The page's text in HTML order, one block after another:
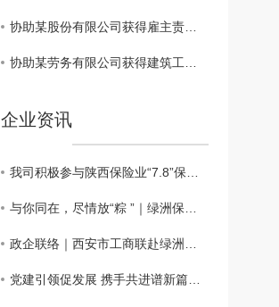
协助某股份有限公司获得雇主责任保险理赔款34698.3元
协助某劳务有限公司获得建筑工程团体意外伤害保险理赔款80000元
企业资讯
我司积极参与陕西保险业“7.8”保险公益科普嘉年华活动
与你同在，尽情放“粽 ”｜绿洲保险代理端午仲夏日活动会圆满举办
政企联络｜西安市工商联赴绿洲保险代理、西安市宜昌商会调研座谈
党建引领促发展 携手共进谱新篇——主题党日活动